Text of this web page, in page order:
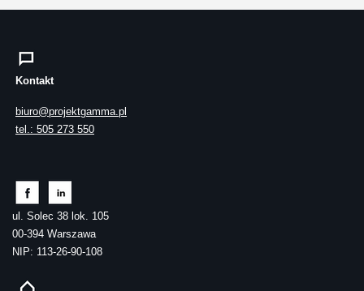
Kontakt
biuro@projektgamma.pl
tel.: 505 273 550
ul. Solec 38 lok. 105
00-394 Warszawa
NIP: 113-26-90-108